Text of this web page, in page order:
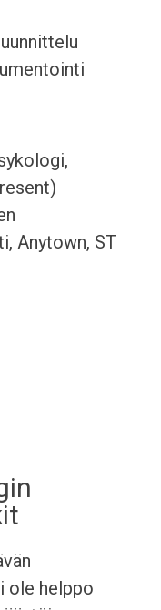
Anytown, ST
ole helppo